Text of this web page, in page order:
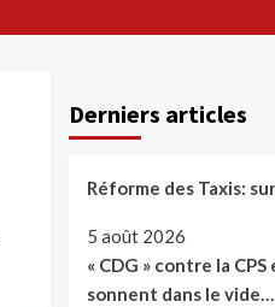
Derniers articles
Réforme des Taxis:
5 août 2026
« CDG » contre la
sonnent dans le vide…